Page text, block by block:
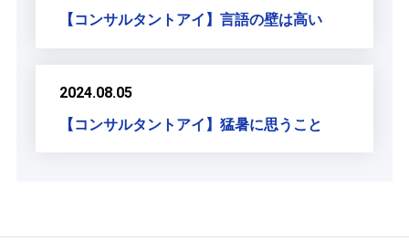
【コンサルタントアイ】言語の壁は高い
2024.08.05
【コンサルタントアイ】猛暑に思うこと